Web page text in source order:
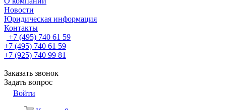
Новости
Юридическая информация
Контакты
+7 (495) 740 61 59
+7 (495) 740 61 59
+7 (925) 740 99 81
Заказать звонок
Задать вопрос
Войти